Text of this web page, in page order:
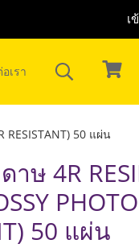
เ
เรา
RESISTANT) 50 แผ่น
าษ 4R
50 แผ่น